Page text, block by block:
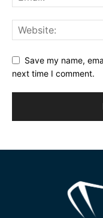
Save my name,
next time I comment.